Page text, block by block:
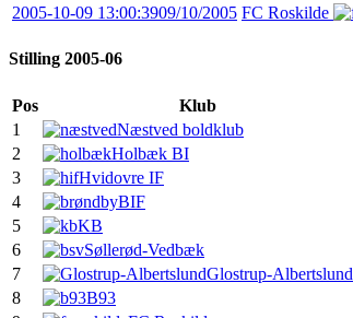
2005-10-09 13:00:3909/10/2005 FC Roskilde
Stilling 2005-06
Pos Klub
1
Næstved boldklub
2
Holbæk BI
3
Hvidovre IF
4
BIF
5
KB
6
Søllerød-Vedbæk
7
Glostrup-Albertslund
8
B93